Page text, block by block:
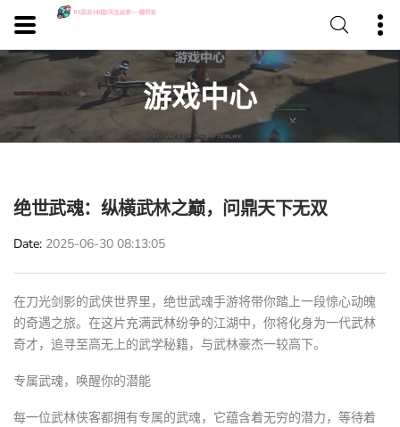
游戏中心
绝世武魂：纵横武林之巅，问鼎天下无双
Date 2025-06-30 08:13:05
在刀光剑影的武侠世界里，绝世武魂手游将带你踏上一段惊心动魄
的奇遇之旅。在这片充满武林纷争的江湖中，你将化身为一代武林
奇才，追寻至高无上的武学秘籍，与武林豪杰一较高下。
专属武魂，唤醒你的潜能
每一位武林侠客都拥有专属的武魂，它蕴含着无穷的潜力，等待着